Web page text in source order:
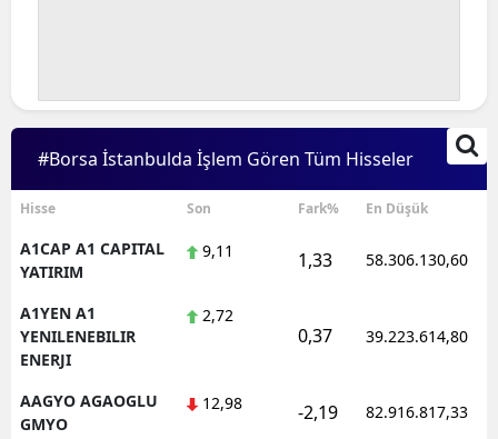
#Borsa İstanbulda İşlem Gören Tüm Hisseler
Hisse Son Fark% En Düşük
A1CAP A1 CAPITAL
YATIRIM
9,11 1,33 58.306.130,60
A1YEN A1
YENILENEBILIR
ENERJI
2,72
0,37 39.223.614,80
AAGYO AGAOGLU
GMYO
12,98 -2,19 82.916.817,33